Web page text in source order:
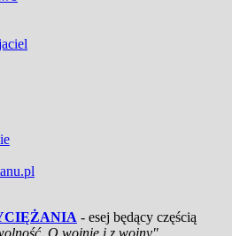
- esej będący częścią
O wojnie i z wojny"